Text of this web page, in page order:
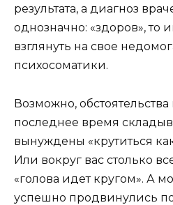
результата, а диагноз
однозначно: «здоров», то
взглянуть на свое
психосоматики.
Возможно,
последнее время
вынуждены «крутиться
Или вокруг вас столько
«голова идет кругом». А
успешно продвинулись